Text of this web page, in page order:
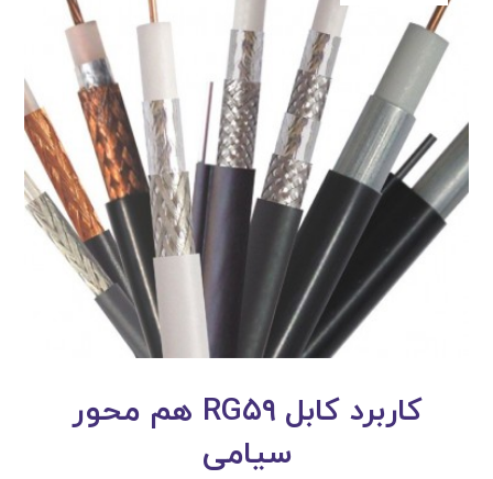
کاربرد کابل RG۵۹ هم محور
سیامی